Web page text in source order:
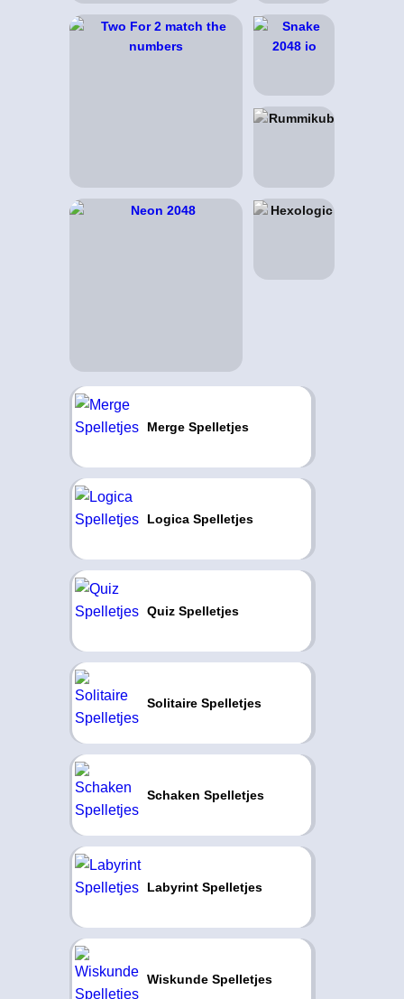
Merge Spelletjes
Logica Spelletjes
Quiz Spelletjes
Solitaire Spelletjes
Schaken Spelletjes
Labyrint Spelletjes
Wiskunde Spelletjes